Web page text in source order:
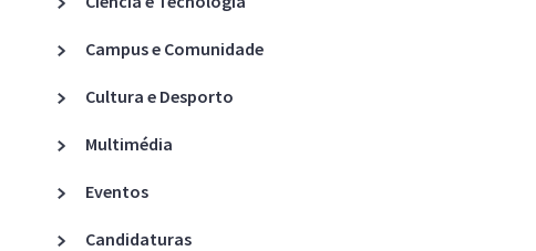
Acreditações A3ES
Campus e Comunidade
Cultura e Desporto
Multimédia
Eventos
Candidaturas